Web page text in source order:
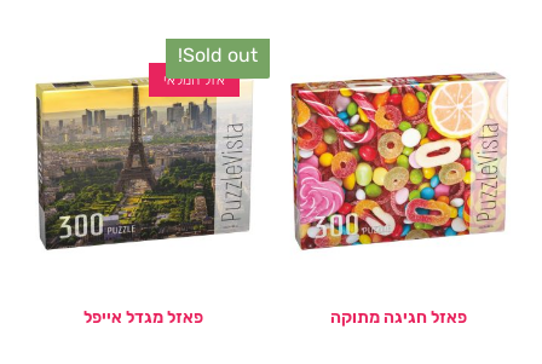
פאזל חגיגה מתוקה
Sold out!
אזל המלאי
פאזל מגדל אייפל